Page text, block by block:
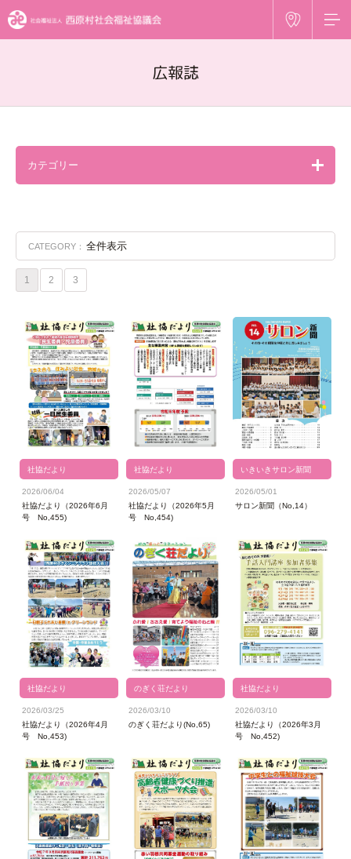
広報誌
カテゴリー
CATEGORY： 全件表示
1 2 3
社協だより
2026/06/04
社協だより（2026年6月
号 No,455)
社協だより
2026/05/07
社協だより（2026年5月
号 No,454)
いきいきサロン新聞
2026/05/01
サロン新聞（No,14）
社協だより
2026/03/25
社協だより（2026年4月
号 No,453)
のぎく荘だより
2026/03/10
のぎく荘だより(No,65)
社協だより
2026/03/10
社協だより（2026年3月
号 No,452)